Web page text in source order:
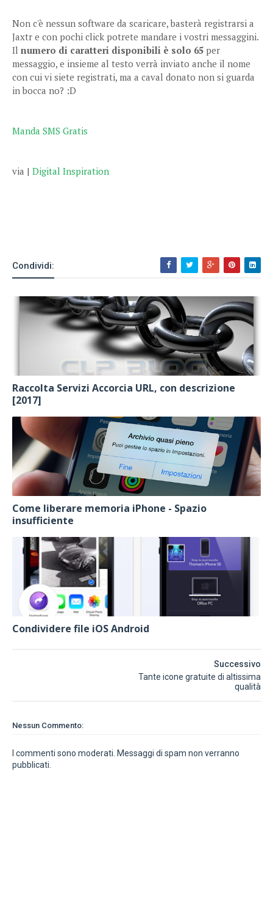
Non c'è nessun software da scaricare, basterà registrarsi a
Jaxtr e con pochi click potrete mandare i vostri messaggini.
Il numero di caratteri disponibili è solo 65 per
messaggio, e insieme al testo verrà inviato anche il nome
con cui vi siete registrati, ma a caval donato non si guarda
in bocca no? :D
Manda SMS Gratis
via | Digital Inspiration
Condividi:
Raccolta Servizi Accorcia URL, con descrizione
[2017]
Come liberare memoria iPhone - Spazio
insufficiente
Condividere file iOS Android
Successivo
Tante icone gratuite di altissima
qualità
Nessun Commento:
I commenti sono moderati. Messaggi di spam non verranno
pubblicati.